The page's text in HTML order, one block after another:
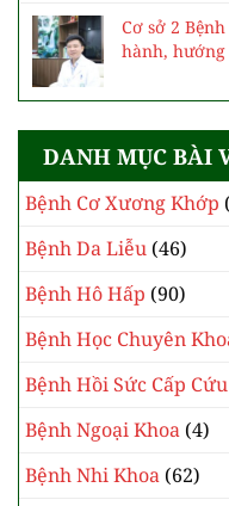
Cơ sở 2
hành,
DANH MỤC BÀI
Bệnh Cơ Xương Khớp
Bệnh Da Liễu (46)
Bệnh Hô Hấp (90)
Bệnh Học Chuyên
Bệnh Hồi Sức Cấp Cứu
Bệnh Ngoại Khoa (4)
Bệnh Nhi Khoa (62)